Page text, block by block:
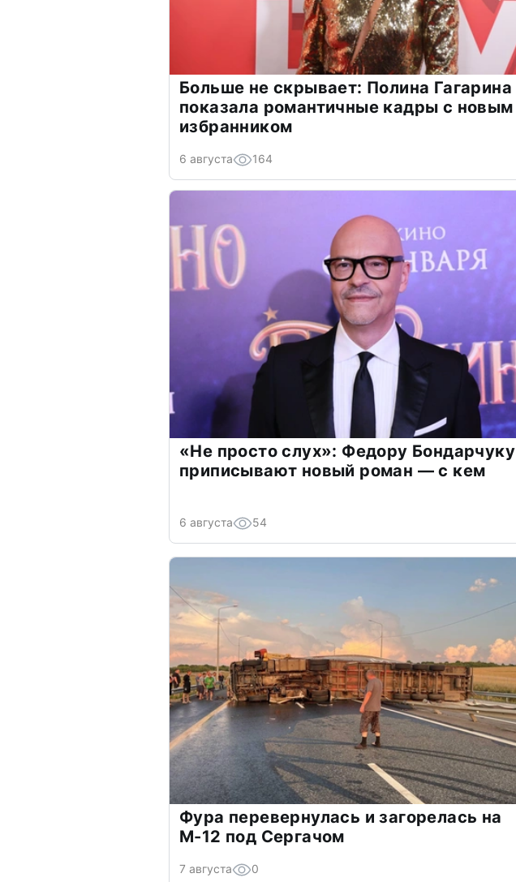
Больше не скрывает: Полина Гагарина
показала романтичные кадры с новым
избранником
6 августа 164
«Не просто слух»: Федору Бондарчуку
приписывают новый роман — с кем
6 августа 54
Фура перевернулась и загорелась на
М-12 под Сергачом
7 августа 0